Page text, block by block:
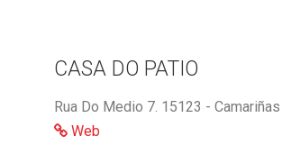
CASA DO PATIO
Rua Do Medio 7. 15123 - Camariñas
Web